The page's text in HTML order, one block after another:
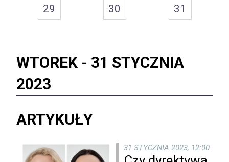
29 30 31
WTOREK - 31 STYCZNIA
2023
ARTYKUŁY
31 STYCZNIA 2023, 12:00